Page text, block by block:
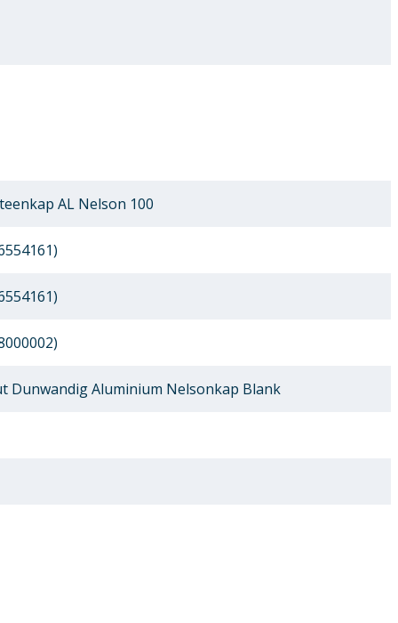
AL Nelson 100
Dunwandig Aluminium Nelsonkap Blank